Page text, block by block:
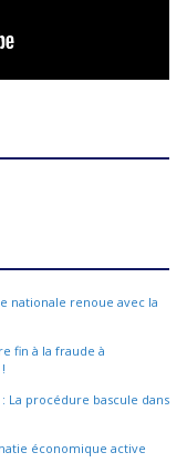
nationale renoue avec la
fin à la fraude à
La procédure bascule dans
économique active